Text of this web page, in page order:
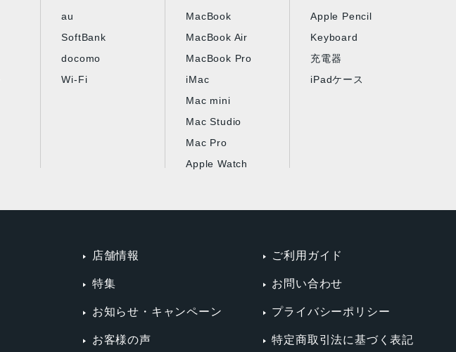
au
SoftBank
docomo
Wi-Fi
MacBook
MacBook Air
MacBook Pro
iMac
Mac mini
Mac Studio
Mac Pro
Apple Watch
Apple Pencil
Keyboard
充電器
iPadケース
店舗情報
特集
お知らせ・キャンペーン
お客様の声
ご利用ガイド
お問い合わせ
プライバシーポリシー
特定商取引法に基づく表記